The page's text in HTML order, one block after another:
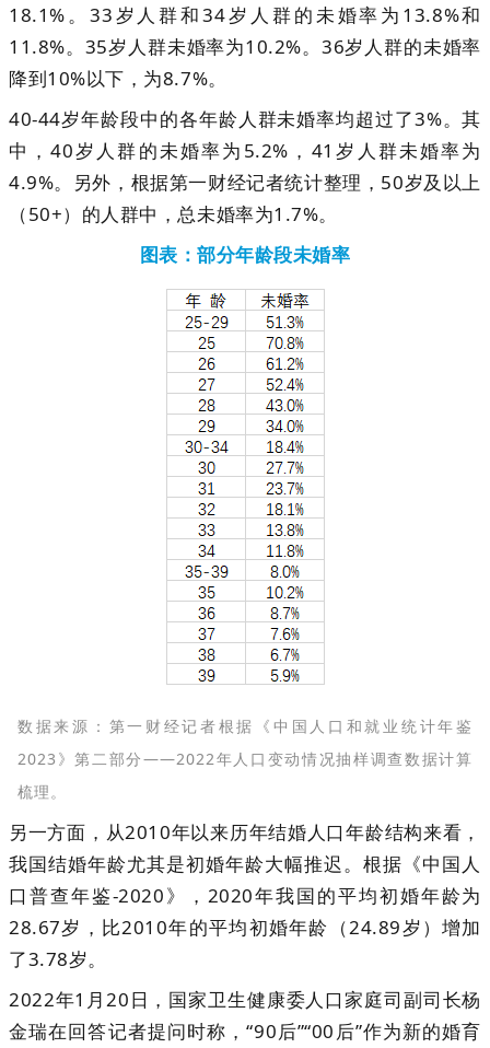
18.1%。33岁人群和34岁人群的未婚率为13.8%和
11.8%。35岁人群未婚率为10.2%。36岁人群的未婚率
降到10%以下，为8.7%。
40-44岁年龄段中的各年龄人群未婚率均超过了3%。其
中，40岁人群的未婚率为5.2%，41岁人群未婚率为
4.9%。另外，根据第一财经记者统计整理，50岁及以上
（50+）的人群中，总未婚率为1.7%。
图表：部分年龄段未婚率
数据来源：第一财经记者根据《中国人口和就业统计年鉴
2023》第二部分——2022年人口变动情况抽样调查数据计算
梳理。
另一方面，从2010年以来历年结婚人口年龄结构来看，
我国结婚年龄尤其是初婚年龄大幅推迟。根据《中国人
口普查年鉴-2020》，2020年我国的平均初婚年龄为
28.67岁，比2010年的平均初婚年龄（24.89岁）增加
了3.78岁。
2022年1月20日，国家卫生健康委人口家庭司副司长杨
金瑞在回答记者提问时称，“90后”“00后”作为新的婚育